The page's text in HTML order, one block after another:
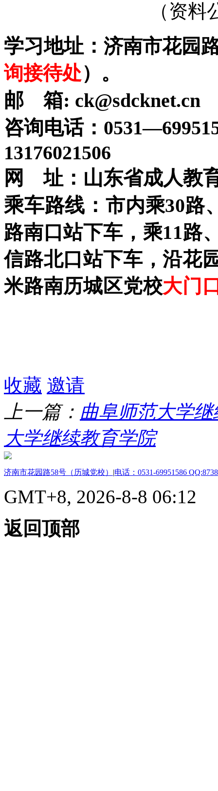
（资料公布日
学习地址： 济南市花园
询接待处）。
邮 箱: ck@sdcknet.cn
咨询电话： 0531—
13176021506
网
址：山东省成人教
乘车路线： 市内乘30路
路南口站下车，乘11路
信路北口站下车，沿花
米路南历城区党校大门
收藏 邀请
上一篇： 曲阜师范大学
大学继续教育学院
济南市花园路58号（历城党校） |电话：0531-69951586
GMT+8, 2026-8-8 06:12
返回顶部